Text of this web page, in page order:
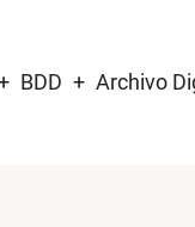
BDD Archivo